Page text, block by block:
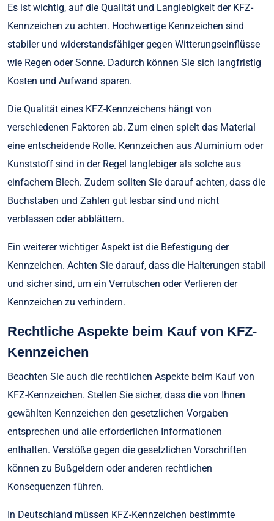
Es ist wichtig, auf die Qualität und Langlebigkeit der KFZ-
Kennzeichen zu achten. Hochwertige Kennzeichen sind
stabiler und widerstandsfähiger gegen Witterungseinflüsse
wie Regen oder Sonne. Dadurch können Sie sich langfristig
Kosten und Aufwand sparen.
Die Qualität eines KFZ-Kennzeichens hängt von
verschiedenen Faktoren ab. Zum einen spielt das Material
eine entscheidende Rolle. Kennzeichen aus Aluminium oder
Kunststoff sind in der Regel langlebiger als solche aus
einfachem Blech. Zudem sollten Sie darauf achten, dass die
Buchstaben und Zahlen gut lesbar sind und nicht
verblassen oder abblättern.
Ein weiterer wichtiger Aspekt ist die Befestigung der
Kennzeichen. Achten Sie darauf, dass die Halterungen stabil
und sicher sind, um ein Verrutschen oder Verlieren der
Kennzeichen zu verhindern.
Rechtliche Aspekte beim Kauf von KFZ-
Kennzeichen
Beachten Sie auch die rechtlichen Aspekte beim Kauf von
KFZ-Kennzeichen. Stellen Sie sicher, dass die von Ihnen
gewählten Kennzeichen den gesetzlichen Vorgaben
entsprechen und alle erforderlichen Informationen
enthalten. Verstöße gegen die gesetzlichen Vorschriften
können zu Bußgeldern oder anderen rechtlichen
Konsequenzen führen.
In Deutschland müssen KFZ-Kennzeichen bestimmte